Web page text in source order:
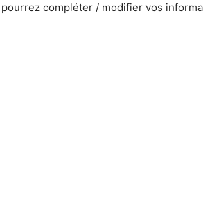
compléter / modifier vos